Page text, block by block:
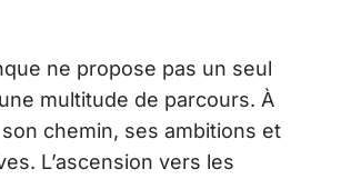
ne propose pas un seul
multitude de parcours. À
chemin, ses ambitions et
L’ascension vers les